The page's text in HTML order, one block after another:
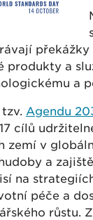
a
a
Agendu
cílů
zemí v
a
na
péče a
růstu.